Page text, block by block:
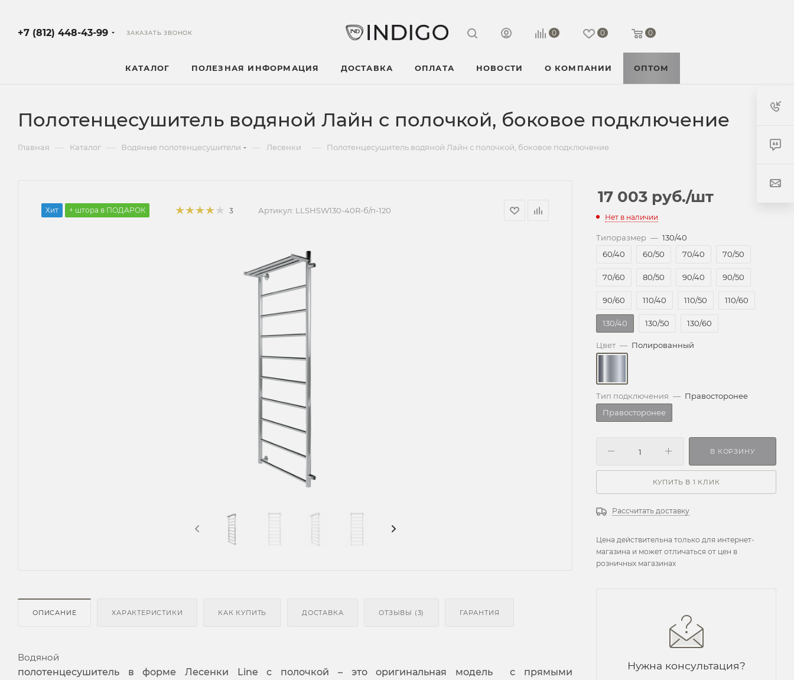
+7 (812) 448-43-99 ЗАКАЗАТЬ ЗВОНОК 0 0 0
КАТАЛОГ ПОЛЕЗНАЯ ИНФОРМАЦИЯ ДОСТАВКА ОПЛАТА НОВОСТИ О КОМПАНИИ ОПТОМ
Полотенцесушитель водяной Лайн с полочкой, боковое подключение
Главная — Каталог — Водяные полотенцесушители — Лесенки — Полотенцесушитель водяной Лайн с полочкой, боковое подключение
Хит + штора в ПОДАРОК 3 Артикул: LLSHSW130-40R-б/п-120
ОПИСАНИЕ ХАРАКТЕРИСТИКИ КАК КУПИТЬ ДОСТАВКА ОТЗЫВЫ (3) ГАРАНТИЯ
Водяной
полотенцесушитель в форме Лесенки Line с полочкой – это оригинальная модель с прямыми
17 003 руб./шт
Нет в наличии
Типоразмер — 130/40
60/40
60/50 70/40 70/50
70/60 80/50 90/40 90/50
90/60 110/40 110/50 110/60
130/40 130/50 130/60
Цвет — Полированный
Тип подключения — Правосторонее
Правосторонее
В КОРЗИНУ
КУПИТЬ В 1 КЛИК
Рассчитать доставку
Цена действительна только для интернет-
магазина и может отличаться от цен в
розничных магазинах
Нужна консультация?